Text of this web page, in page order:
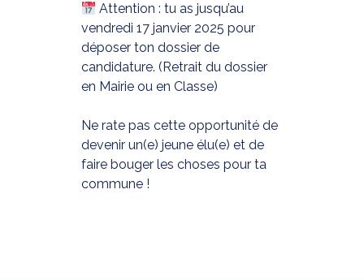
Attention : tu as jusqu’au
vendredi 17 janvier 2025 pour
déposer ton dossier de
candidature. (Retrait du dossier
en Mairie ou en Classe)
Ne rate pas cette opportunité de
devenir un(e) jeune élu(e) et de
faire bouger les choses pour ta
commune !